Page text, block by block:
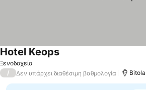
Ξενοδοχείο
Hotel Keops
/ Δεν υπάρχει διαθέσιμη βαθμολογία Bitola